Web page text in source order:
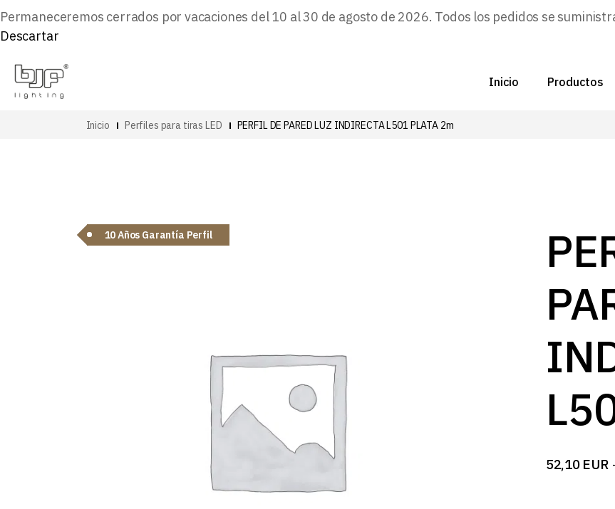
Permaneceremos cerrados por vacaciones del 10 al 30 de agosto de 2026. Todos los pedidos se
Descartar
Inicio Productos
Inicio Perfiles para tiras LED PERFIL DE PARED LUZ INDIRECTA L501 PLATA 2m
10 Años Garantía Perfil
52,10 EUR